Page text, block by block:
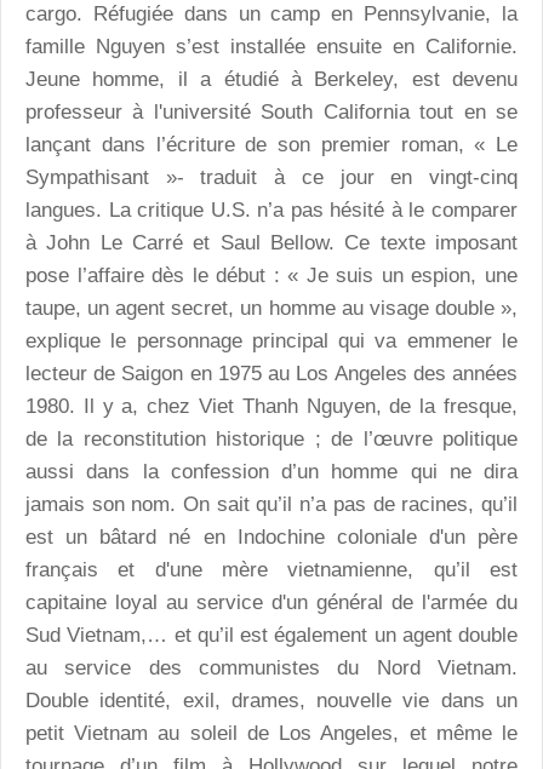
cargo. Réfugiée dans un camp en Pennsylvanie, la
famille Nguyen s’est installée ensuite en Californie.
Jeune homme, il a étudié à Berkeley, est devenu
professeur à l'université South California tout en se
lançant dans l’écriture de son premier roman, « Le
Sympathisant »- traduit à ce jour en vingt-cinq
langues. La critique U.S. n’a pas hésité à le comparer
à John Le Carré et Saul Bellow. Ce texte imposant
pose l’affaire dès le début : « Je suis un espion, une
taupe, un agent secret, un homme au visage double »,
explique le personnage principal qui va emmener le
lecteur de Saigon en 1975 au Los Angeles des années
1980. Il y a, chez Viet Thanh Nguyen, de la fresque,
de la reconstitution historique ; de l’œuvre politique
aussi dans la confession d’un homme qui ne dira
jamais son nom. On sait qu’il n’a pas de racines, qu’il
est un bâtard né en Indochine coloniale d'un père
français et d'une mère vietnamienne, qu’il est
capitaine loyal au service d'un général de l'armée du
Sud Vietnam,… et qu’il est également un agent double
au service des communistes du Nord Vietnam.
Double identité, exil, drames, nouvelle vie dans un
petit Vietnam au soleil de Los Angeles, et même le